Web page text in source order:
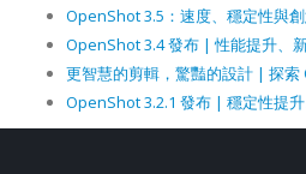
OpenShot 3.5：速度、穩定性與
OpenShot 3.4 發布 | 性能提升、
更智慧的剪輯，驚豔的設計 | 探
OpenShot 3.2.1 發布 | 穩定性提